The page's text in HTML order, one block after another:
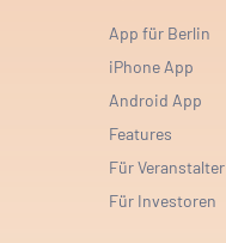
App für Berlin
iPhone App
Android App
Features
Für Veranstalter
Für Investoren